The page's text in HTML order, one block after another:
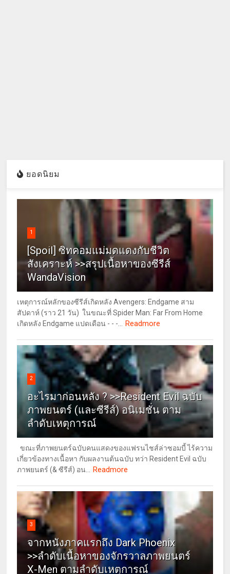
ยอดนิยม
1
[Spoil] ซิทคอมแม่มดแดงกับชีวิต
สังเคราะห์ >>สรุปเนื้อหาของซีรีส์
WandaVision
เหตุการณ์หลักของซีรีส์เกิดหลัง Avengers: Endgame สาม
สัปดาห์ (ราว 21 วัน) ในขณะที่ Spider Man: Far From Home
เกิดหลัง Endgame แปดเดือน - - -...
Readmore
2
อะไรมาก่อนหลัง ? >>Resident Evil ฉบับ
ภาพยนตร์ (และซีรีส์) อนิเมชั่น ตาม
ลำดับเหตุการณ์
ขณะที่ภาพยนตร์ฉบับคนแสดงของแฟรนไชส์ล่าซอมบี้ ไร้ความ
เกี่ยวข้องทางเนื้อหา กับผลงานต้นฉบับ ทว่า Resident Evil ฉบับ
ภาพยนตร์ (& ซีรีส์) อน...
Readmore
3
จากหนังภาคแรกถึง Dark Phoenix
>>ลำดับเนื้อหาของจักรวาลภาพยนตร์
X-Men ตามลำดับเหตุการณ์